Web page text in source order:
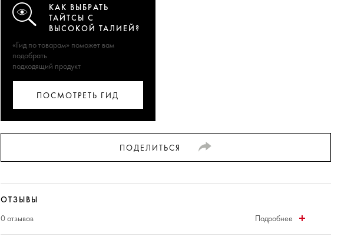
КАК ВЫБРАТЬ
ТАЙТСЫ С
ВЫСОКОЙ ТАЛИЕЙ?
«Гид по товарам» поможет вам
подобрать
подходящий продукт
ПОСМОТРЕТЬ ГИД
ПОДЕЛИТЬСЯ
ОТЗЫВЫ
0 отзывов
Подробнее